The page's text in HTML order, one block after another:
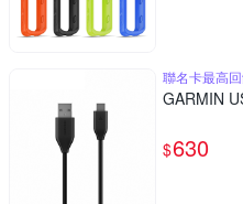
聯名卡最高
GARMIN
$630